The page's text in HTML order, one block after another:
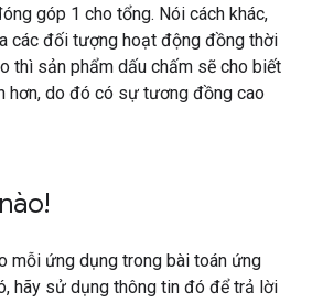
góp 1 cho tổng. Nói cách khác,
các đối tượng hoạt động đồng thời
thì sản phẩm dấu chấm sẽ cho biết
hơn, do đó có sự tương đồng cao
mỗi ứng dụng trong bài toán ứng
hãy sử dụng thông tin đó để trả lời